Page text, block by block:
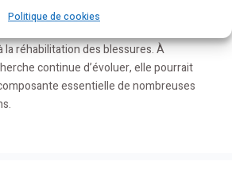
Politique de cookies
de croissance représente une
la réhabilitation des blessures. À
continue d’évoluer, elle pourrait
essentielle de nombreuses